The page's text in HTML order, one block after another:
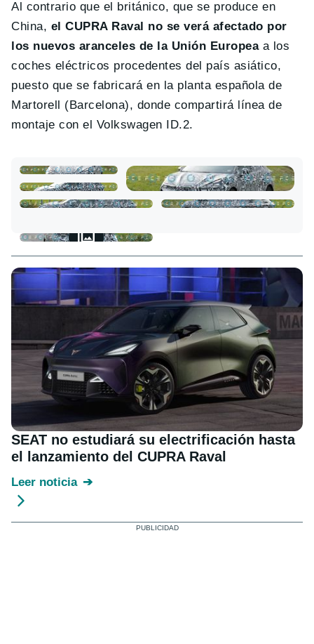
Al contrario que el británico, que se produce en
China, el CUPRA Raval no se verá afectado por
los nuevos aranceles de la Unión Europeaa los
coches eléctricos procedentes del país asiático,
puesto que se fabricará en la planta española de
Martorell (Barcelona), donde compartirá línea de
montaje con el Volkswagen ID.2.
SEAT no estudiará su electrificación hasta
el lanzamiento del CUPRA Raval
Leer noticia